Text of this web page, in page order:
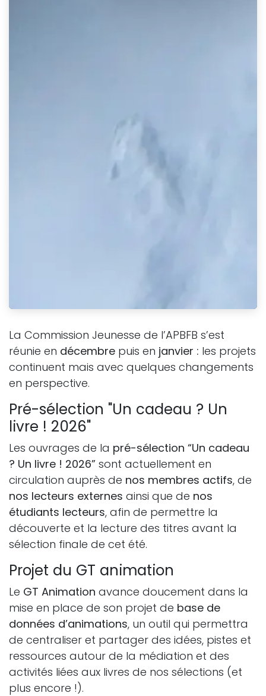
La Commission Jeunesse de l’APBFB s’est
réunie en décembre puis en janvier : les projets
continuent mais avec quelques changements
en perspective.
Pré-sélection "Un cadeau ? Un
livre ! 2026"
Les ouvrages de la pré-sélection “Un cadeau
? Un livre ! 2026” sont actuellement en
circulation auprès de nos membres actifs, de
nos lecteurs externes ainsi que de nos
étudiants lecteurs, afin de permettre la
découverte et la lecture des titres avant la
sélection finale de cet été.
Projet du GT animation
Le GT Animation avance doucement dans la
mise en place de son projet de base de
données d’animations, un outil qui permettra
de centraliser et partager des idées, pistes et
ressources autour de la médiation et des
activités liées aux livres de nos sélections (et
plus encore !).